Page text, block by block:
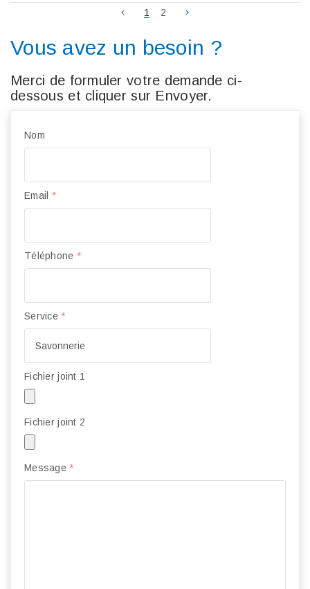
1 2
Vous avez un besoin ?
Merci de formuler votre demande ci-
dessous et cliquer sur Envoyer.
Nom
Email *
Téléphone *
Service *
Fichier joint 1
Fichier joint 2
Message *